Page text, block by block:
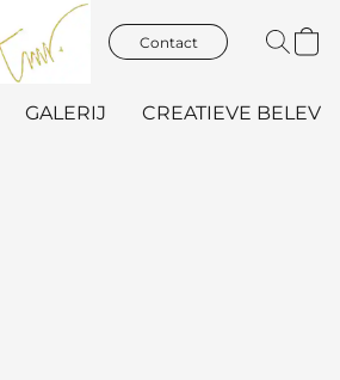
Contact
GALERIJ CREATIEVE